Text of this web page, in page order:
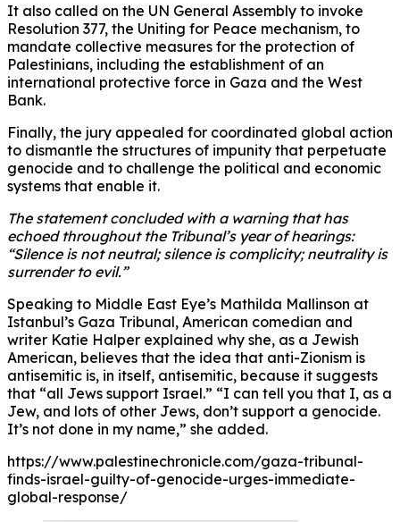
It also called on the UN General Assembly to invoke
Resolution 377, the Uniting for Peace mechanism, to
mandate collective measures for the protection of
Palestinians, including the establishment of an
international protective force in Gaza and the West
Bank.
Finally, the jury appealed for coordinated global action
to dismantle the structures of impunity that perpetuate
genocide and to challenge the political and economic
systems that enable it.
The statement concluded with a warning that has
echoed throughout the Tribunal’s year of hearings:
“Silence is not neutral; silence is complicity; neutrality is
surrender to evil.”
Speaking to Middle East Eye’s Mathilda Mallinson at
Istanbul’s Gaza Tribunal, American comedian and
writer Katie Halper explained why she, as a Jewish
American, believes that the idea that anti-Zionism is
antisemitic is, in itself, antisemitic, because it suggests
that “all Jews support Israel.” “I can tell you that I, as a
Jew, and lots of other Jews, don’t support a genocide.
It’s not done in my name,” she added.
https://www.palestinechronicle.com/gaza-tribunal-
finds-israel-guilty-of-genocide-urges-immediate-
global-response/